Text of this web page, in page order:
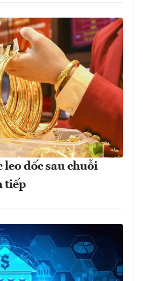
dốc sau chuỗi
tiếp